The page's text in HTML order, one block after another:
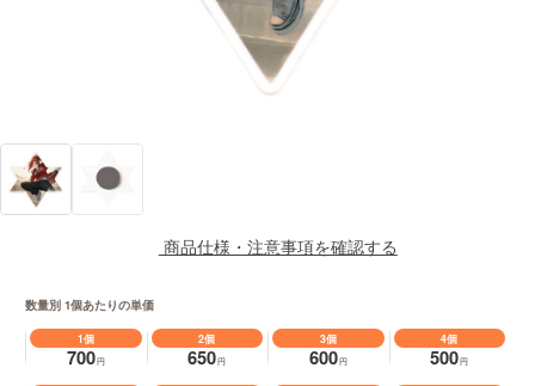
商品仕様・注意事項を確認する
数量別 1個あたりの単価
1個
700円
2個
650円
3個
600円
4個
500円